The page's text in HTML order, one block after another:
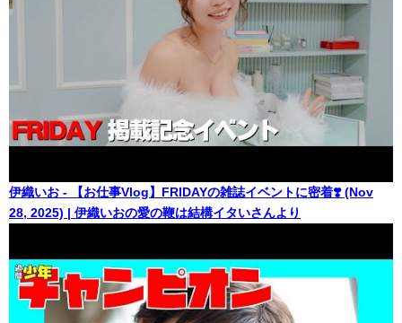
伊織いお - 【お仕事Vlog】FRIDAYの雑誌イベントに密着❣️ (Nov
28, 2025) | 伊織いおの愛の鞭は結構イタいさんより